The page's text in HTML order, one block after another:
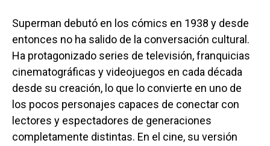
Superman debutó en los cómics en 1938 y desde
entonces no ha salido de la conversación cultural.
Ha protagonizado series de televisión, franquicias
cinematográficas y videojuegos en cada década
desde su creación, lo que lo convierte en uno de
los pocos personajes capaces de conectar con
lectores y espectadores de generaciones
completamente distintas. En el cine, su versión